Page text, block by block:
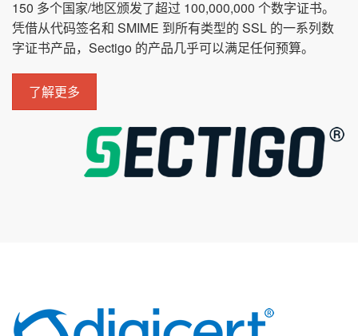
150 多个国家/地区颁发了超过 100,000,000 个数字证书。
凭借从代码签名和 SMIME 到所有类型的 SSL 的一系列数
字证书产品，Sectigo 的产品几乎可以满足任何预算。
了解更多